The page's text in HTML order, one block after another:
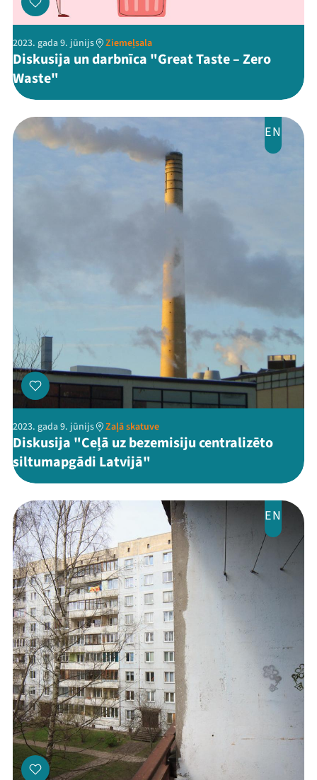
2023. gada 9. jūnijs Ziemeļsala
Diskusija un darbnīca "Great Taste – Zero
Waste"
EN
2023. gada 9. jūnijs Zaļā skatuve
Diskusija "Ceļā uz bezemisiju centralizēto
siltumapgādi Latvijā"
EN